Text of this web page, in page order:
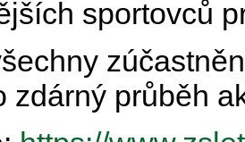
sportovců
zdárný průběh